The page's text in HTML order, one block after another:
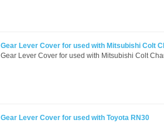
Gear Lever Cover for used with Mitsubishi Colt
Gear Lever Cover for used with Mitsubishi Colt
Gear Lever Cover for used with Toyota RN30